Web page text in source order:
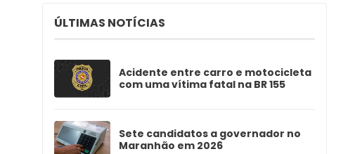
ÚLTIMAS NOTÍCIAS
Acidente entre carro e motocicleta
com uma vítima fatal na BR 155
Sete candidatos a governador no
Maranhão em 2026